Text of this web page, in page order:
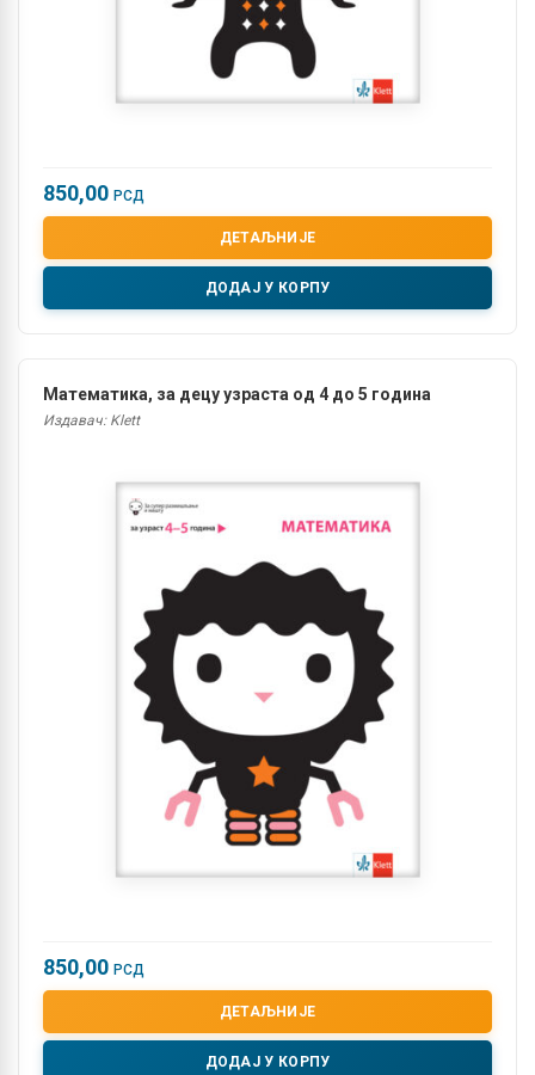
850,00 РСД
ДЕТАЉНИЈЕ
ДОДАЈ У КОРПУ
Математика, за децу узраста од 4 до 5 година
Издавач: Klett
850,00 РСД
ДЕТАЉНИЈЕ
ДОДАЈ У КОРПУ